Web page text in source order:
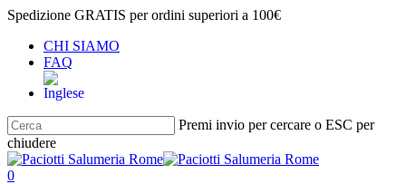
Salta
contenuto
principale
Spedizione GRATIS per ordini superiori a 100€
CHI SIAMO
FAQ
Premi invio per cercare o ESC per
chiudere
Chiudi
ricerca
cerca
account
0